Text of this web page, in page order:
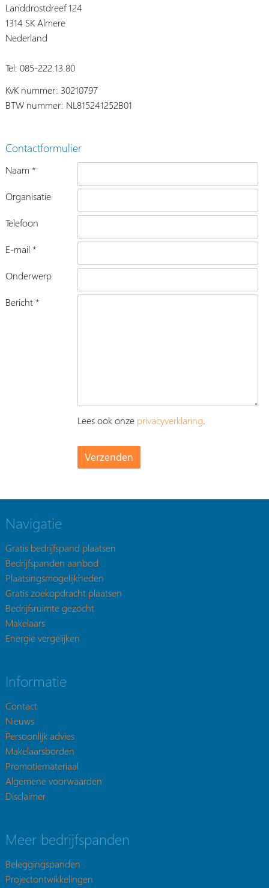
Landdrostdreef 124
1314 SK Almere
Nederland
Tel: 085-222.13.80
KvK nummer: 30210797
BTW nummer: NL815241252B01
Contactformulier
Naam *
Organisatie
Telefoon
E-mail *
Onderwerp
Bericht *
Lees ook onze privacyverklaring
Navigatie
Gratis bedrijfspand plaatsen
Bedrijfspanden aanbod
Plaatsingsmogelijkheden
Gratis zoekopdracht plaatsen
Bedrijfsruimte gezocht
Makelaars
Energie vergelijken
Informatie
Contact
Nieuws
Persoonlijk advies
Makelaarsborden
Promotiemateriaal
Algemene voorwaarden
Disclaimer
Meer bedrijfspanden
Beleggingspanden
Projectontwikkelingen